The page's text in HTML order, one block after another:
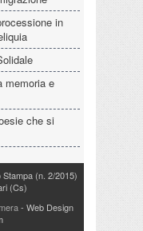
in
memoria e
che si
(n. 2/2015)
(Cs)
- Web Design